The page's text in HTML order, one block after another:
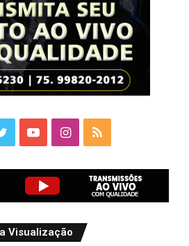
TwitterYouTubeInstagram
RSS
Visualização